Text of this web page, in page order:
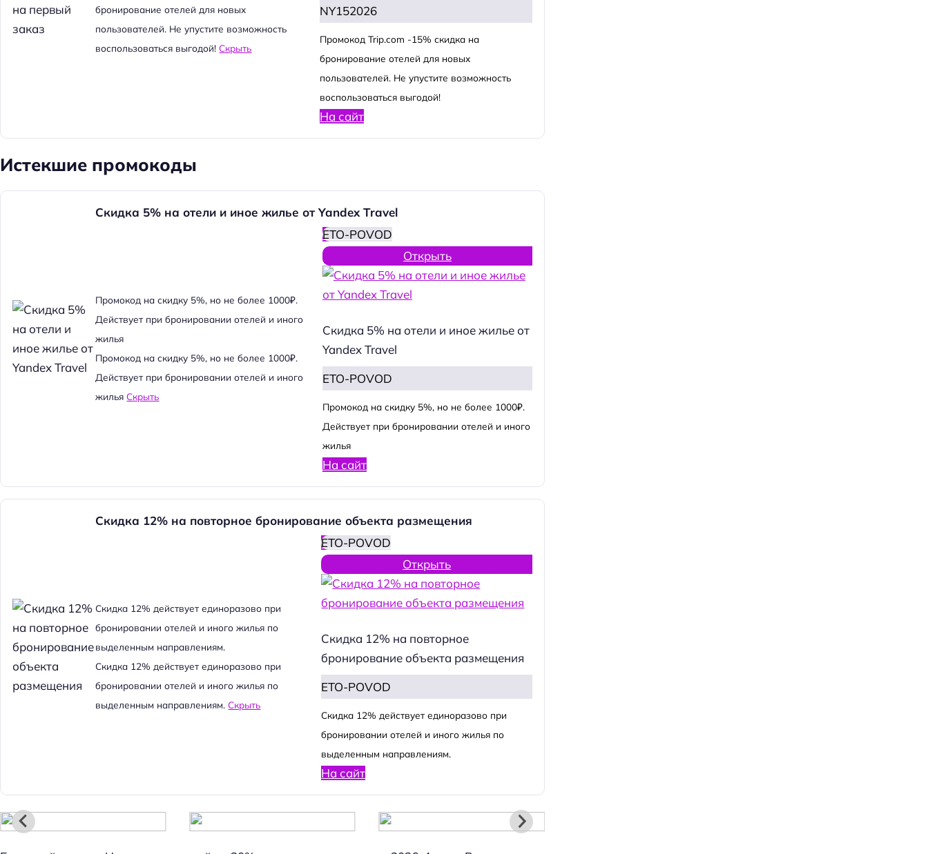
бронирование отелей для новых
пользователей. Не упустите возможность
воспользоваться выгодой!Скрыть
NY152026
Промокод Trip.com -15% скидка на
бронирование отелей для новых
пользователей. Не упустите возможность
воспользоваться выгодой!
На сайт
Истекшие промокоды
Скидка 5% на отели и иное жилье от Yandex Travel
Промокод на скидку 5%, но не более 1000₽.
Действует при бронировании отелей и иного
жилья
Промокод на скидку 5%, но не более 1000₽.
Действует при бронировании отелей и иного
жильяСкрыть
ETO-POVOD
Открыть
Скидка 5% на отели и иное жилье от
Yandex Travel
ETO-POVOD
Промокод на скидку 5%, но не более 1000₽.
Действует при бронировании отелей и иного
жилья
На сайт
Скидка 12% на повторное бронирование объекта размещения
Cкидка 12% действует единоразово при
бронировании отелей и иного жилья по
выделенным направлениям.
Cкидка 12% действует единоразово при
бронировании отелей и иного жилья по
выделенным направлениям.Скрыть
ETO-POVOD
Открыть
Скидка 12% на повторное
бронирование объекта размещения
ETO-POVOD
Cкидка 12% действует единоразово при
бронировании отелей и иного жилья по
выделенным направлениям.
На сайт